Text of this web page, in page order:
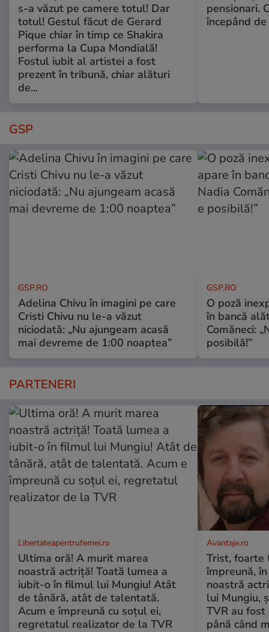
s-a văzut pe camere totul! Dar
totul! Gestul făcut de Gerard
Pique chiar în timp ce Shakira
performa la Cupa Mondială!
Fostul iubit al artistei a fost
prezent în tribună, chiar alături
de...
pensionari.
începând
GSP
GSP.RO
Adelina Chivu în imagini pe care
Cristi Chivu nu le-a văzut
niciodată: „Nu ajungeam acasă
mai devreme de 1:00 noaptea”
GSP.RO
O poză
în bancă
Comăneci:
posibilă!”
PARTENERI
Libertateapentrufemei.ro
Ultima oră! A murit marea
noastră actriță! Toată lumea a
iubit-o în filmul lui Mungiu! Atât
de tânără, atât de talentată.
Acum e împreună cu soțul ei,
regretatul realizator de la TVR
Avantaje.ro
Trist, foarte
împreună,
noastră
lui Mungiu,
TVR au
până când